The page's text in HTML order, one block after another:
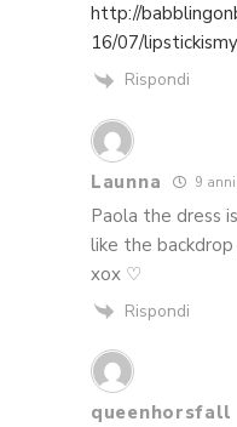
http://
16/07/
Rispondi
Launna 9
Paola the dress
like the
xox ♡
Rispondi
queenhorsfall